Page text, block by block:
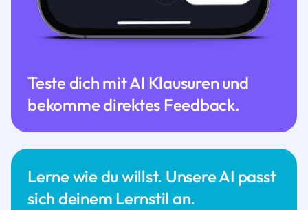
Lerne wie du willst. Unsere AI passt
sich deinem Lernstil an.
Teste dich mit AI Klausuren und
bekomme direktes Feedback.